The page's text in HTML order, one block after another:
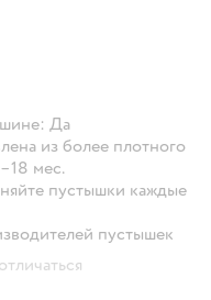
Да
из более плотного
мес.
пустышки каждые
пустышек